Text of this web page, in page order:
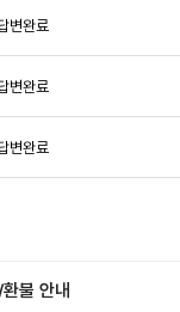
변완료
변완료
변완료
불 안내